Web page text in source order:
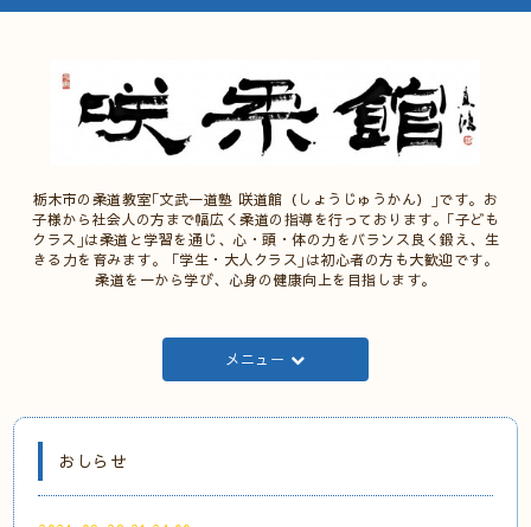
栃木市の柔道教室｢文武一道塾 咲道館（しょうじゅうかん）｣です。お
子様から社会人の方まで幅広く柔道の指導を行っております。｢子ども
クラス｣は柔道と学習を通じ、心・頭・体の力をバランス良く鍛え、生
きる力を育みます。 ｢学生・大人クラス｣は初心者の方も大歓迎です。
柔道を一から学び、心身の健康向上を目指します。
メニュー
おしらせ